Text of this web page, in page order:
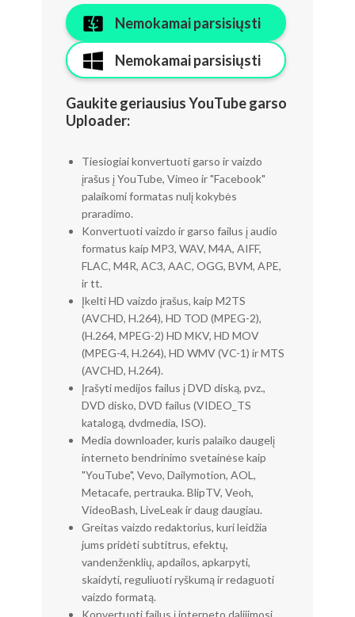
Nemokamai parsisiųsti
Nemokamai parsisiųsti
Gaukite geriausius YouTube garso
Uploader:
Tiesiogiai konvertuoti garso ir vaizdo
įrašus į YouTube, Vimeo ir "Facebook"
palaikomi formatas nulį kokybės
praradimo.
Konvertuoti vaizdo ir garso failus į audio
formatus kaip MP3, WAV, M4A, AIFF,
FLAC, M4R, AC3, AAC, OGG, BVM, APE,
ir tt.
Įkelti HD vaizdo įrašus, kaip M2TS
(AVCHD, H.264), HD TOD (MPEG-2),
(H.264, MPEG-2) HD MKV, HD MOV
(MPEG-4, H.264), HD WMV (VC-1) ir MTS
(AVCHD, H.264).
Įrašyti medijos failus į DVD diską, pvz.,
DVD disko, DVD failus (VIDEO_TS
katalogą, dvdmedia, ISO).
Media downloader, kuris palaiko daugelį
interneto bendrinimo svetainėse kaip
"YouTube", Vevo, Dailymotion, AOL,
Metacafe, pertrauka. BlipTV, Veoh,
VideoBash, LiveLeak ir daug daugiau.
Greitas vaizdo redaktorius, kuri leidžia
jums pridėti subtitrus, efektų,
vandenženklių, apdailos, apkarpyti,
skaidyti, reguliuoti ryškumą ir redaguoti
vaizdo formatą.
Konvertuoti failus į interneto dalijimosi